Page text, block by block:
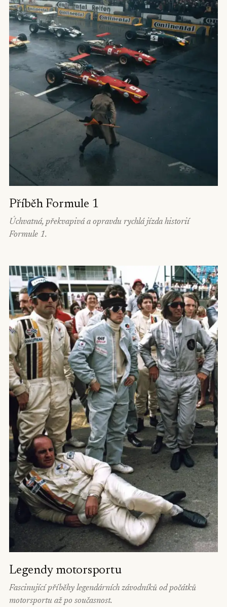
Příběh Formule 1
Úchvatná, překvapivá a opravdu rychlá jízda historií
Formule 1.
Legendy motorsportu
Fascinující příběhy legendárních závodníků od počátků
motorsportu až po současnost.